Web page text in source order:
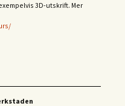
3D-utskrift. Mer